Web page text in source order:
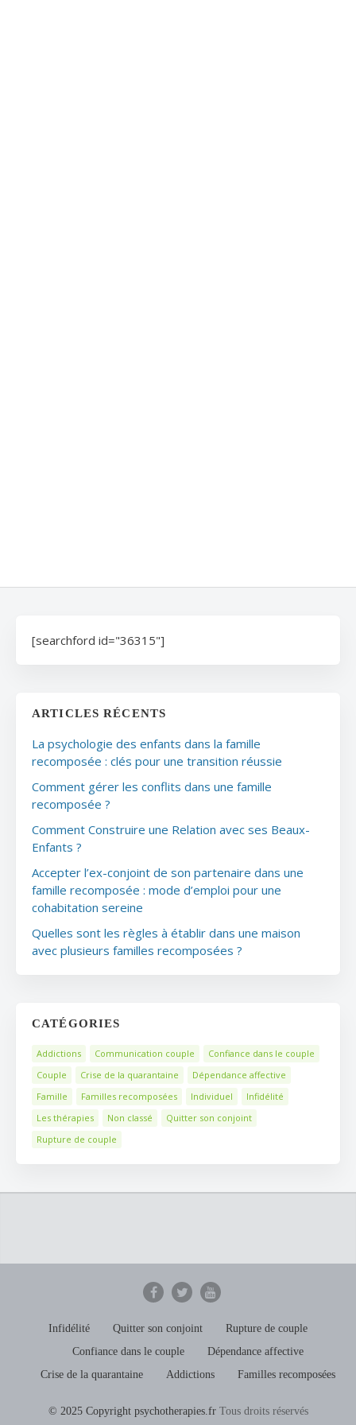
[searchford id="36315"]
ARTICLES RÉCENTS
La psychologie des enfants dans la famille
recomposée : clés pour une transition réussie
Comment gérer les conflits dans une famille
recomposée ?
Comment Construire une Relation avec ses Beaux-
Enfants ?
Accepter l’ex-conjoint de son partenaire dans une
famille recomposée : mode d’emploi pour une
cohabitation sereine
Quelles sont les règles à établir dans une maison
avec plusieurs familles recomposées ?
CATÉGORIES
Addictions Communication couple
Confiance dans le couple
Couple
Crise de la quarantaine
Dépendance affective
Famille
Familles recomposées Individuel
Infidélité
Les thérapies
Non classé
Quitter son conjoint
Rupture de couple
Infidélité Quitter son conjoint
Rupture de couple
Confiance dans le couple
Dépendance affective
Crise de la quarantaine
Addictions Familles recomposées
© 2025 Copyright psychotherapies.frTous droits réservés